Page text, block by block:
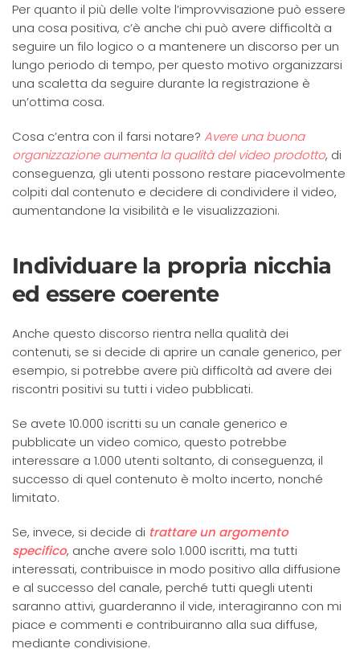
Per quanto il più delle volte l’improvvisazione può essere
una cosa positiva, c’è anche chi può avere difficoltà a
seguire un filo logico o a mantenere un discorso per un
lungo periodo di tempo, per questo motivo organizzarsi
una scaletta da seguire durante la registrazione è
un’ottima cosa.
Cosa c’entra con il farsi notare? Avere una buona
organizzazione aumenta la qualità del video prodotto, di
conseguenza, gli utenti possono restare piacevolmente
colpiti dal contenuto e decidere di condividere il video,
aumentandone la visibilità e le visualizzazioni.
Individuare la propria nicchia
ed essere coerente
Anche questo discorso rientra nella qualità dei
contenuti, se si decide di aprire un canale generico, per
esempio, si potrebbe avere più difficoltà ad avere dei
riscontri positivi su tutti i video pubblicati.
Se avete 10.000 iscritti su un canale generico e
pubblicate un video comico, questo potrebbe
interessare a 1.000 utenti soltanto, di conseguenza, il
successo di quel contenuto è molto incerto, nonché
limitato.
Se, invece, si decide di trattare un argomento
specifico, anche avere solo 1.000 iscritti, ma tutti
interessati, contribuisce in modo positivo alla diffusione
e al successo del canale, perché tutti quegli utenti
saranno attivi, guarderanno il vide, interagiranno con mi
piace e commenti e contribuiranno alla sua diffuse,
mediante condivisione.